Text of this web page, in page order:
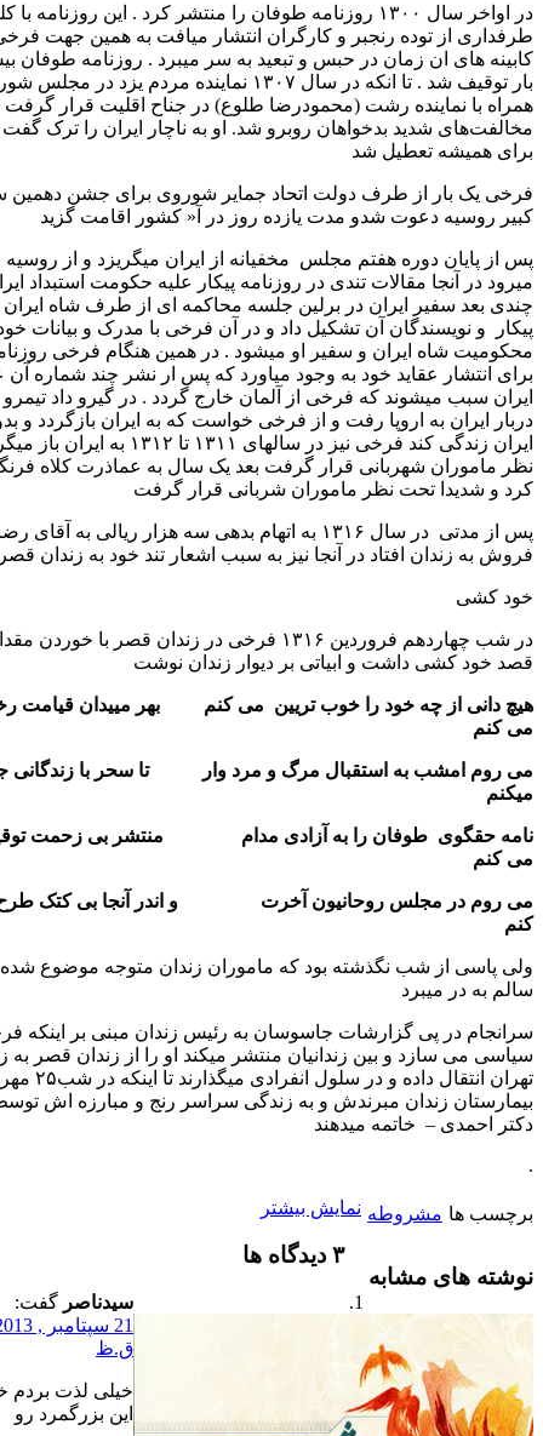
در اواخر سال ۱۳۰۰ روزنامه طوفان را منتشر کرد . این روزنامه با کلیشه سرخبه
رنجبر و کارگران انتشار میافت به همین جهت فرخی در اکثر
زمان در حبس و تبعید به سر میبرد . روزنامه طوفان بیش از پانزده
بار توقیف شد . تا انکه در سال ۱۳۰۷ نماینده مردم یزد در مجلس شورای ملی شد و
رشت (محمودرضا طلوع) در جناح اقلیت قرار گرفت و با
بدخواهان روبرو شد. او به ناچار ایران را ترک گفت و طوفان
شد
از طرف دولت اتحاد جمایر شوروی برای جشن دهمین سال انقلاب
شدو مدت یازده روز در آ« کشور اقامت گزید
هفتم مجلس مخفیانه از ایران میگریزد و از روسیه به برلین
مقالات تندی در روزنامه پیکار علیه حکومت استبداد ایران مینویسد
ایران در برلین جلسه محاکمه ای از طرف شاه ایران علیه روزنامه
آن تشکیل داد و در آن فرخی با مدرک و بیانات خود منجر به
ایران و سفیر او میشود . در همین هنگام فرخی روزنامه دنهضت را
عقاید خود به وجود میاورد که پس ار نشر چند شماره آن عوامل دولت
که فرخی از آلمان خارج گردد . در گیرو داد تیمرو تاش وزیر
اروپا رفت و از فرخی خواست که به ایران بازگردد و بدون دغدغه در
ایران زندگی کند فرخی نیز در سالهای ۱۳۱۱ تا ۱۳۱۲ به ایران باز میگردد . و تحت
شهربانی قرار گرفت بعد یک سال به عماذرت کلاه فرنگی نقل مکان
تحت نظر ماموران شربانی قرار گرفت
پس از مدتی در سال ۱۳۱۶ به اتهام بدهی سه هزار ریالی به آقای رضای کاغذ
افتاد در آنجا نیز به سبب اشعار تند خود به زندان قصر منتقل شد
در شب چهاردهم فروردین ۱۳۱۶ فرخی در زندان قصر با خوردن مقدار زیادی تریاک
و ابیاتی بر دیوار زندان نوشت
چه خود را خوب تریین می کنم بهر مییدان قیامت رخش را زین
به استقبال مرگ و مرد وار تا سحر با زندگانی جنگ خونین
طوفان را به آزادی مدام منتشر بی زحمت توقیف و توهین
روحانیون آخرت و اندر آنجا بی کتک طرح قانین می
شب نگذشته بود که ماموران زندان متوجه موضوع شده و فرخی جان
گزارشات جاسوسان به رئیس زندان مبنی بر اینکه فرخی اشعار
و بین زندانیان منتشر میکند او را از زندان قصر به زندان موقت
تهران انتقال داده و در سلول انفرادی میگذارند تا اینکه در شب۲۵ مهر ماه ۱۳۱۸ به
مبرندش و به زندگی سراسر رنج و مبارزه اش توسط آمپول هوا –
خاتمه میدهند
نمایش بیشتر
مشابه
گفت:
21 سپتامبر , 2013 در 12:00
خیلی لذت بردم خدا بیامرزه
این بزرگمرد رو